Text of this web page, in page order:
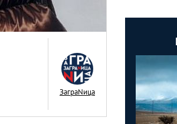
ЗаграNица